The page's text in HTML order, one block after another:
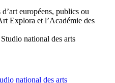
européens, publics ou
Explora et l’Académie des
national des arts